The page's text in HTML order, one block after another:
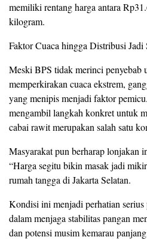
memiliki rentang harga antara
kilogram.
Faktor Cuaca hingga Distribusi Jadi
Meski BPS tidak merinci penyebab
memperkirakan cuaca ekstrem,
yang menipis menjadi faktor
mengambil langkah konkret untuk
cabai rawit merupakan salah satu
Masyarakat pun berharap lonjakan
“Harga segitu bikin masak jadi
rumah tangga di Jakarta Selatan.
Kondisi ini menjadi perhatian serius
dalam menjaga stabilitas pangan
dan potensi musim kemarau